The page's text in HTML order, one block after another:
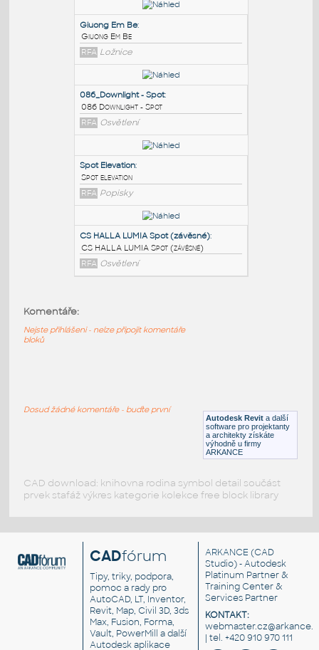
PODOBNÉ BLOKY
Giuong Em Be
Giuong Em Be
RFA Ložnice
086_Downlight - Spot:
086 Downlight - Spot
RFA Osvětlení
Popisky
Autodesk Revit a další
software pro projektanty
a architekty získáte
výhodně u firmy
ARKANCE
Komentáře:
Nejste přihlášeni - nelze připojit komentáře
bloků
Dosud žádné komentáře - buďte první
CAD download: knihovna rodina symbol detail součást
prvek stafáž výkres kategorie kolekce free block library
CADfórum
Tipy, triky, podpora,
pomoc a rady pro
AutoCAD, LT, Inventor,
Revit, Map, Civil 3D, 3ds
Max, Fusion, Forma,
Vault, PowerMill a další
Autodesk aplikace
ARKANCE (CAD
Studio) - Autodesk
Platinum Partner &
Training Center &
Services Partner
KONTAKT:
| tel. +420 910 970 111